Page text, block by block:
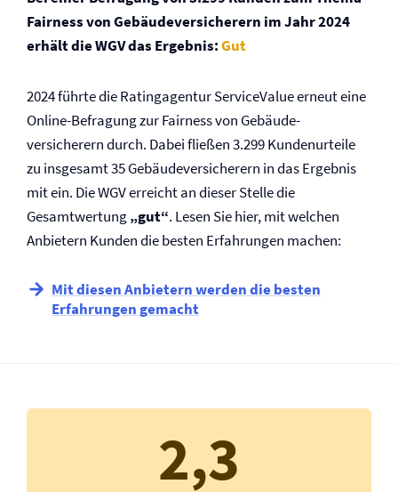
Fairness von Gebäude­versicherern im Jahr 2024
erhält die WGV das Ergebnis:Gut
2024 führte die Ratingagentur ServiceValue erneut eine
Online-Befragung zur Fairness von Gebäude­
versicherern durch. Dabei fließen 3.299 Kundenurteile
zu insgesamt 35 Gebäude­versicherern in das Ergebnis
mit ein. Die WGV erreicht an dieser Stelle die
Gesamtwertung„gut“. Lesen Sie hier, mit welchen
Anbietern Kunden die besten Erfahrungen machen:
Mit diesen Anbietern werden die besten
Erfahrungen gemacht
2,3